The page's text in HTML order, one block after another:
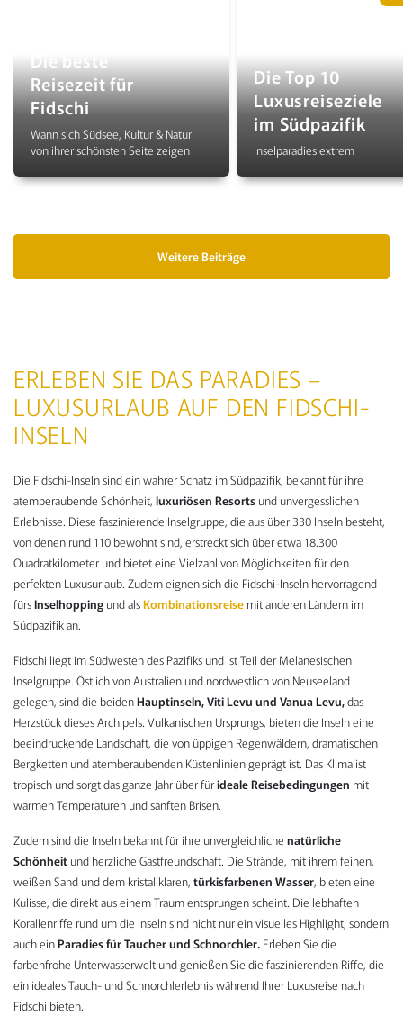
Die beste
Reisezeit für
Fidschi
Wann sich Südsee, Kultur & Natur
von ihrer schönsten Seite zeigen
Die Top 10
Luxusreiseziele
im Südpazifik
Inselparadies extrem
Weitere Beiträge
ERLEBEN SIE DAS PARADIES –
LUXUSURLAUB AUF DEN FIDSCHI-
INSELN
Die Fidschi-Inseln sind ein wahrer Schatz im Südpazifik, bekannt für ihre
atemberaubende Schönheit, luxuriösen Resorts und unvergesslichen
Erlebnisse. Diese faszinierende Inselgruppe, die aus über 330 Inseln besteht,
von denen rund 110 bewohnt sind, erstreckt sich über etwa 18.300
Quadratkilometer und bietet eine Vielzahl von Möglichkeiten für den
perfekten Luxusurlaub. Zudem eignen sich die Fidschi-Inseln hervorragend
fürsInselhopping und alsKombinationsreise mit anderen Ländern im
Südpazifik an.
Fidschi liegt im Südwesten des Pazifiks und ist Teil der Melanesischen
Inselgruppe. Östlich von Australien und nordwestlich von Neuseeland
gelegen, sind die beidenHauptinseln, Viti Levu und Vanua Levu,das
Herzstück dieses Archipels. Vulkanischen Ursprungs, bieten die Inseln eine
beeindruckende Landschaft, die von üppigen Regenwäldern, dramatischen
Bergketten und atemberaubenden Küstenlinien geprägt ist. Das Klima ist
tropisch und sorgt das ganze Jahr über fürideale Reisebedingungen mit
warmen Temperaturen und sanften Brisen.
Zudem sind die Inseln bekannt für ihre unvergleichliche natürliche
Schönheit und herzliche Gastfreundschaft. Die Strände, mit ihrem feinen,
weißen Sand und dem kristallklaren, türkisfarbenen Wasser, bieten eine
Kulisse, die direkt aus einem Traum entsprungen scheint. Die lebhaften
Korallenriffe rund um die Inseln sind nicht nur ein visuelles Highlight, sondern
auch einParadies für Taucher und Schnorchler. Erleben Sie die
farbenfrohe Unterwasserwelt und genießen Sie die faszinierenden Riffe, die
ein ideales Tauch- und Schnorchlerlebnis während Ihrer Luxusreise nach
Fidschi bieten.